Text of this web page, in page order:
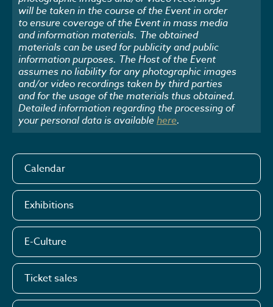
will be taken in the course of the Event in order
to ensure coverage of the Event in mass media
and information materials. The obtained
materials can be used for publicity and public
information purposes. The Host of the Event
assumes no liability for any photographic images
and/or video recordings taken by third parties
and for the usage of the materials thus obtained.
Detailed information regarding the processing of
your personal data is availablehere.
Calendar
Exhibitions
E-Culture
Ticket sales